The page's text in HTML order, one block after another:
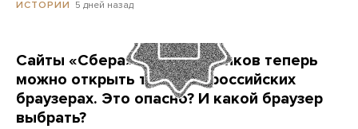
ИСТОРИИ 5 дней назад
Сайты «Сбера» и других банков теперь
можно открыть только в российских
браузерах. Это опасно? И какой браузер
выбрать?